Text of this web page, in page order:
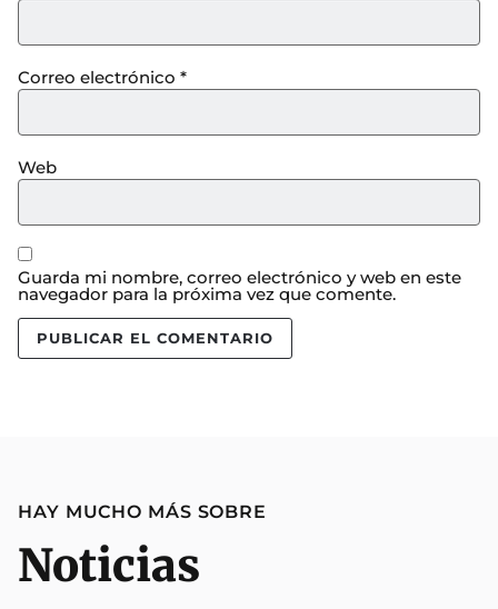
Correo electrónico *
Web
Guarda mi nombre, correo electrónico y web en este
navegador para la próxima vez que comente.
HAY MUCHO MÁS SOBRE
Noticias